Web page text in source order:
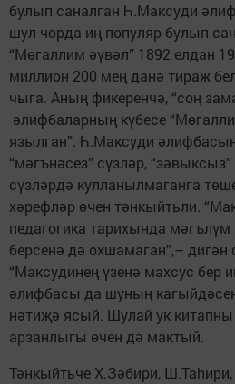
булып саналган Һ.Максуди
шул чорда иң популяр булып
“Мөгаллим әүвәл” 1892 елдан
миллион 200 мең данә тираж
чыга. Аның фикеренчә, “соң
әлифбаларның күбесе
язылган”. Һ.Максуди
“мәгънәсез” сүзләр,
сүзләрдә кулланылмаганга
хәрефләр өчен тәнкыйтьли.
педагогика тарихында
берсенә дә охшамаган”,–
“Максудинең үзенә махсус бер
әлифбасы да шуның
нәтиҗә ясый. Шулай ук
арзанлыгы өчен дә мактый.
Тәнкыйтьче Х.Зәбири,